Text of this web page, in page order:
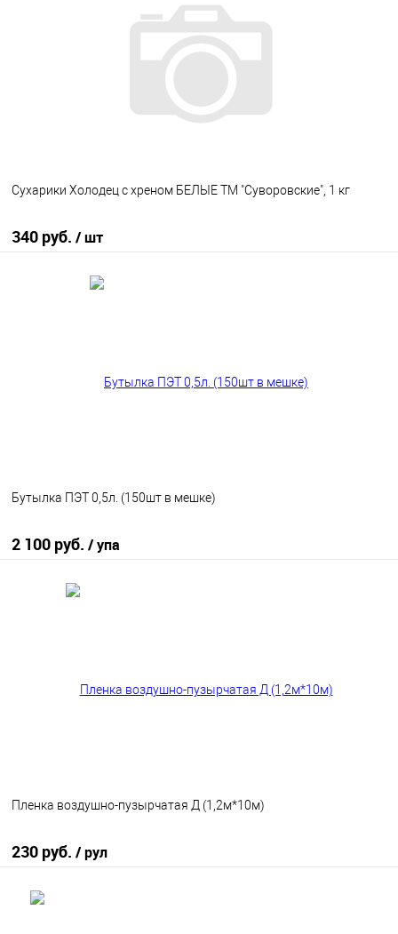
Сухарики Холодец с хреном БЕЛЫЕ ТМ "Суворовские", 1 кг
340 руб. / шт
Бутылка ПЭТ 0,5л. (150шт в мешке)
2 100 руб. / упа
Пленка воздушно-пузырчатая Д (1,2м*10м)
230 руб. / рул